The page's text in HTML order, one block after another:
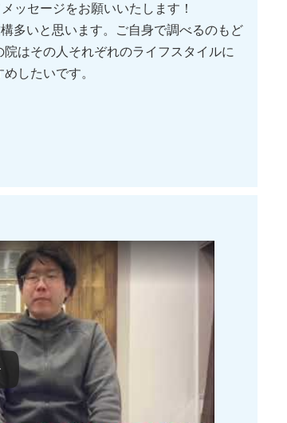
ッセージをお願いいたします！
多いと思います。ご自身で調べるのもど
はその人それぞれのライフスタイルに
したいです。